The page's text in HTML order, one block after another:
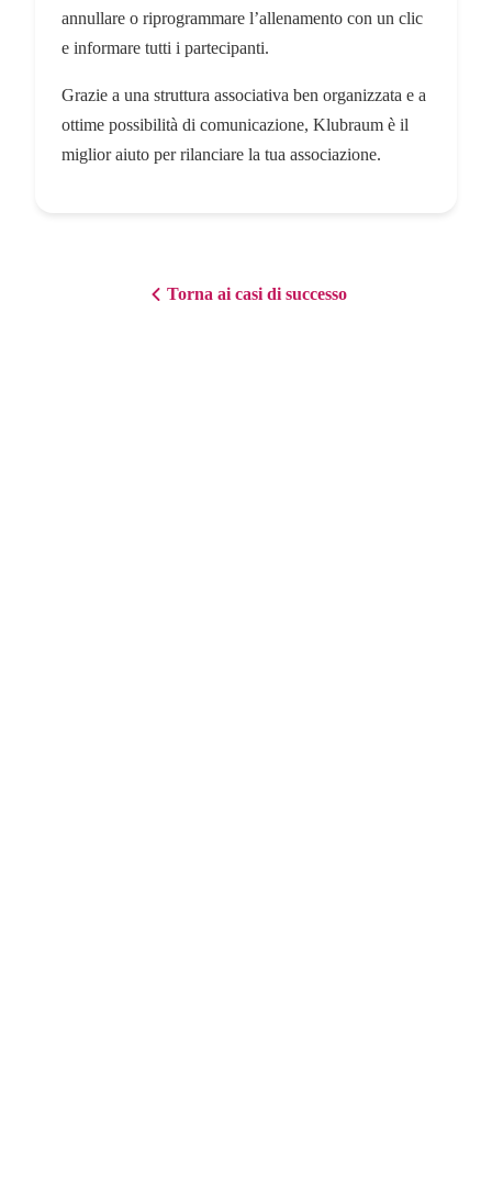
annullare o riprogrammare l’allenamento con un clic
e informare tutti i partecipanti.
Grazie a una struttura associativa ben organizzata e a
ottime possibilità di comunicazione, Klubraum è il
miglior aiuto per rilanciare la tua associazione.
Torna ai casi di successo